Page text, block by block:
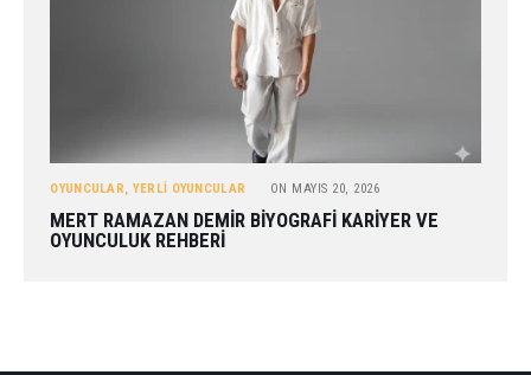
OYUNCULAR, YERLI OYUNCULAR ON MAYIS 20, 2026
MERT RAMAZAN DEMIR BIYOGRAFI KARIYER VE
OYUNCULUK REHBERI